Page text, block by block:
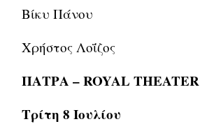
Βίκυ Πάνου
Χρήστος Λοΐζος
ΠΑΤΡΑ – ROYAL THEATER
Τρίτη 8 Ιουλίου